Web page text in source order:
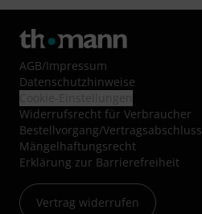
AGB/Impressum
Datenschutzhinweise
Widerrufsrecht für Verbraucher
Bestellvorgang/Vertragsabschluss
Mängelhaftungsrecht
Erklärung zur Barrierefreiheit
Vertrag widerrufen